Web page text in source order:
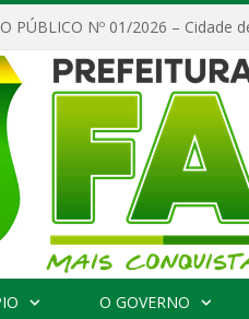
PÚBLICO Nº 01/2026 – Cidade
O GOVERNO